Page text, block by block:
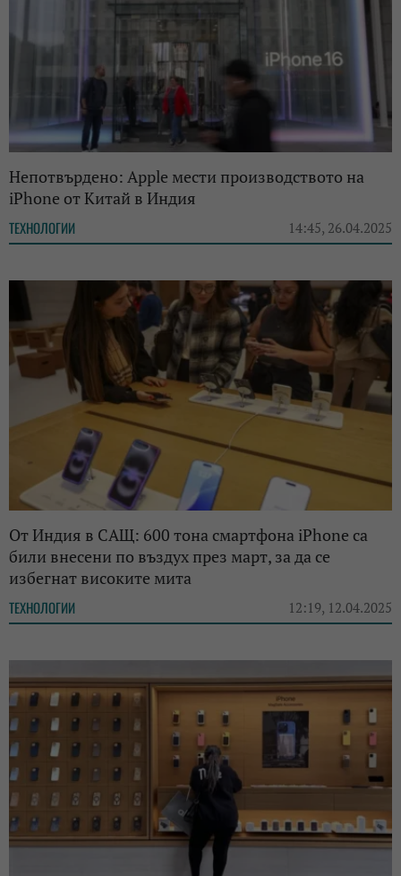
Непотвърдено: Apple мести производството на
iPhone от Китай в Индия
ТЕХНОЛОГИИ 14:45, 26.04.2025
От Индия в САЩ: 600 тона смартфона iPhone са
били внесени по въздух през март, за да се
избегнат високите мита
ТЕХНОЛОГИИ 12:19, 12.04.2025